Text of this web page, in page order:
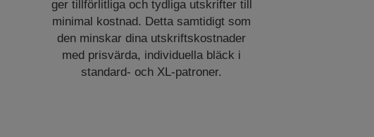
ger tillförlitliga och tydliga utskrifter till
minimal kostnad. Detta samtidigt som
den minskar dina utskriftskostnader
med prisvärda, individuella bläck i
standard- och XL-patroner.